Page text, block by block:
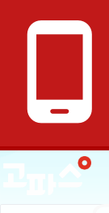
phone_android